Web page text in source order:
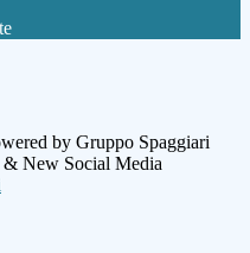
by Gruppo Spaggiari
New Social Media